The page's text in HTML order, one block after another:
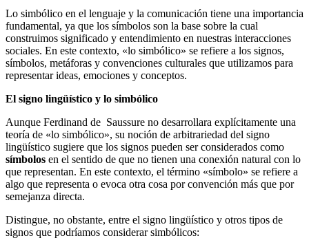
Lo simbólico en el lenguaje y la comunicación tiene una importancia
fundamental, ya que los símbolos son la base sobre la cual
construimos significado y entendimiento en nuestras interacciones
sociales. En este contexto, «lo simbólico» se refiere a los signos,
símbolos, metáforas y convenciones culturales que utilizamos para
representar ideas, emociones y conceptos.
El signo lingüístico y lo simbólico
Aunque Ferdinand de Saussure no desarrollara explícitamente una
teoría de «lo simbólico», su noción de arbitrariedad del signo
lingüístico sugiere que los signos pueden ser considerados como
símbolos en el sentido de que no tienen una conexión natural con lo
que representan. En este contexto, el término «símbolo» se refiere a
algo que representa o evoca otra cosa por convención más que por
semejanza directa.
Distingue, no obstante, entre el signo lingüístico y otros tipos de
signos que podríamos considerar simbólicos: